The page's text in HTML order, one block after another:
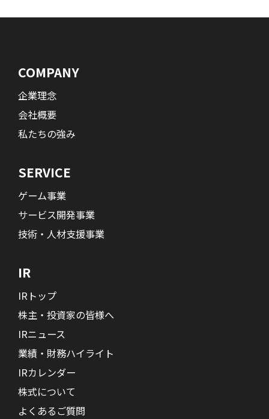
COMPANY
企業理念
会社概要
私たちの強み
SERVICE
ゲーム事業
サービス開発事業
技術・人材支援事業
IR
IRトップ
株主・投資家の皆様へ
IRニュース
業績・財務ハイライト
IRカレンダー
株式について
よくあるご質問